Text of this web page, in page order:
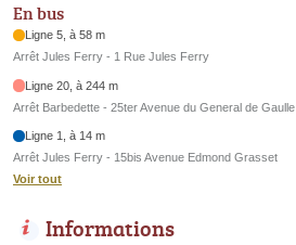
En bus
Ligne 5, à 58 m
Arrêt Jules Ferry - 1 Rue Jules Ferry
Ligne 20, à 244 m
Arrêt Barbedette - 25ter Avenue du General de Gaulle
Ligne 1, à 14 m
Arrêt Jules Ferry - 15bis Avenue Edmond Grasset
Voir tout
Informations